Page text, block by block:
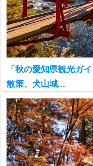
「秋の愛知県観光ガ
散策、犬山城...